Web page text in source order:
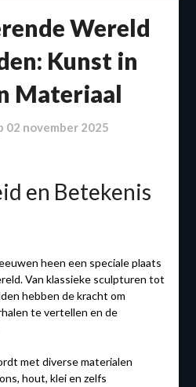
Wereld
Kunst in
Materiaal
02 november 2025
en Betekenis
heen een speciale plaats
Van klassieke sculpturen tot
hebben de kracht om
te vertellen en de
met diverse materialen
hout, klei en zelfs